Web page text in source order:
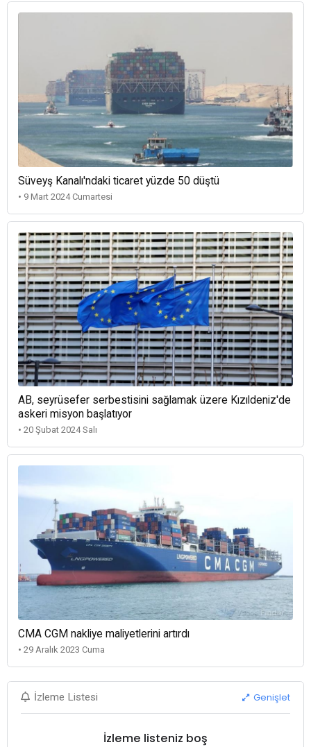
Süveyş Kanalı'ndaki ticaret yüzde 50 düştü
• 9 Mart 2024 Cumartesi
AB, seyrüsefer serbestisini sağlamak üzere Kızıldeniz'de
askeri misyon başlatıyor
• 20 Şubat 2024 Salı
CMA CGM nakliye maliyetlerini artırdı
• 29 Aralık 2023 Cuma
İzleme Listesi Genişlet
İzleme listeniz boş